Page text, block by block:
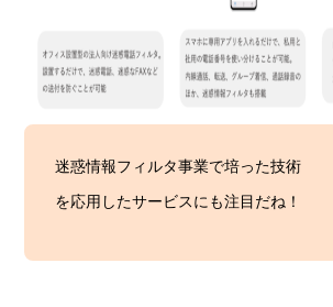
迷惑情報フィルタ事業で培った技術
を応用したサービスにも注目だね！